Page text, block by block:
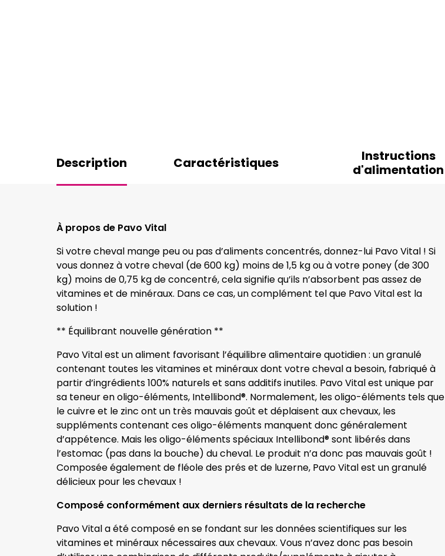
Description Caractéristiques
Instructions
d'alimentation
À propos de Pavo Vital
Si votre cheval mange peu ou pas d’aliments concentrés, donnez-lui Pavo Vital ! Si
vous donnez à votre cheval (de 600 kg) moins de 1,5 kg ou à votre poney (de 300
kg) moins de 0,75 kg de concentré, cela signifie qu’ils n’absorbent pas assez de
vitamines et de minéraux. Dans ce cas, un complément tel que Pavo Vital est la
solution !
** Équilibrant nouvelle génération **
Pavo Vital est un aliment favorisant l’équilibre alimentaire quotidien : un granulé
contenant toutes les vitamines et minéraux dont votre cheval a besoin, fabriqué à
partir d’ingrédients 100% naturels et sans additifs inutiles. Pavo Vital est unique par
sa teneur en oligo-éléments, Intellibond®. Normalement, les oligo-éléments tels que
le cuivre et le zinc ont un très mauvais goût et déplaisent aux chevaux, les
suppléments contenant ces oligo-éléments manquent donc généralement
d’appétence. Mais les oligo-éléments spéciaux Intellibond® sont libérés dans
l’estomac (pas dans la bouche) du cheval. Le produit n’a donc pas mauvais goût !
Composée également de fléole des prés et de luzerne, Pavo Vital est un granulé
délicieux pour les chevaux !
Composé conformément aux derniers résultats de la recherche
Pavo Vital a été composé en se fondant sur les données scientifiques sur les
vitamines et minéraux nécessaires aux chevaux. Vous n’avez donc pas besoin